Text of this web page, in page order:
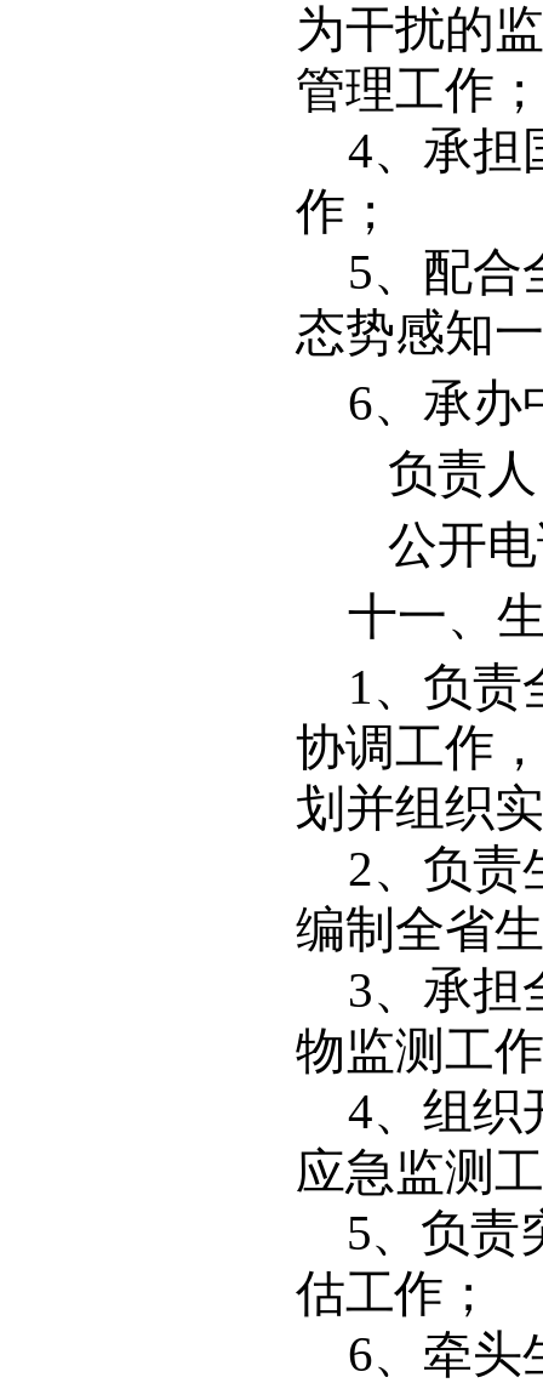
为干扰的
管理工作；
4、承担
作；
5、配合
态势感知
6、承办
负责人
公开电
十一、
1、负责
协调工作
划并组织
2、负责
编制全省
3、承担
物监测工
4、组织
应急监测
5、负责
估工作；
6、牵头